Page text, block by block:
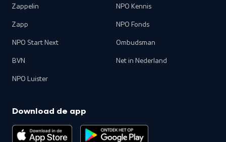
Zappelin
Zapp
NPO Start Next
BVN
NPO Luister
NPO Kennis
NPO Fonds
Ombudsman
Net in Nederland
Download de app